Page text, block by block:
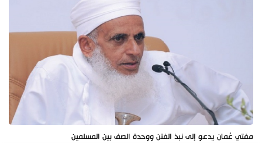
مفتي عُمان يدعو إلى نبذ الفتن ووحدة الصف بين المسلمين